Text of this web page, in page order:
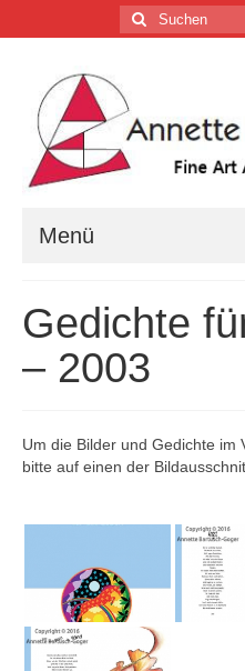
Suchen
nach:
Menü
Vita
Tätigkeiten
Firmenkalender …
Firmenkalender
Firmenkalender
Firmenkalender
Firmenkalender
Gedichte
– 2003
Um die Bilder und Gedichte im
bitte auf einen der